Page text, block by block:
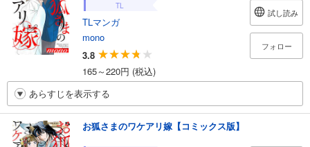
TL
TLマンガ
mono
3.8
165～220円 (税込)
試し読み
フォロー
あらすじを表示する
お狐さまのワケアリ嫁【コミックス版】